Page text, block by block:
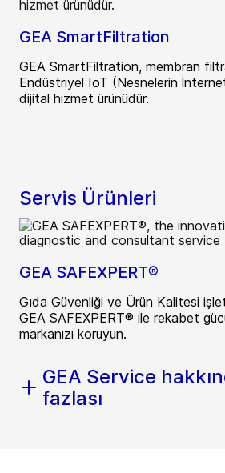
GEA SmartFiltration
GEA SmartFiltration, membran
Endüstriyel IoT (Nesnelerin
dijital hizmet ürünüdür.
Servis Ürünleri
GEA SAFEXPERT®
Gıda Güvenliği ve Ürün Kalitesi
GEA SAFEXPERT® ile rekabet
markanızı koruyun.
GEA Service
fazlası